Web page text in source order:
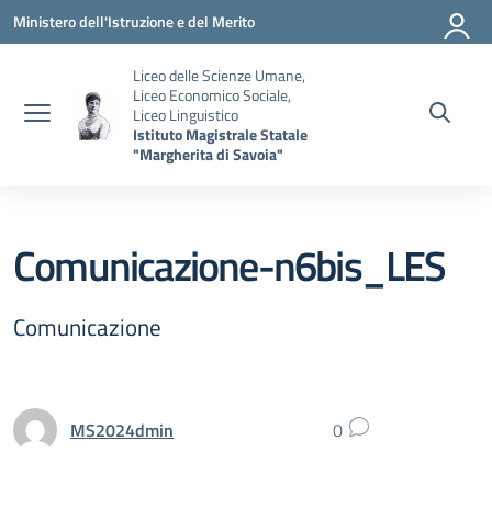
Vai ai contenuti
Vai al menu di navigazione
Vai al footer
Ministero dell'Istruzione e del Merito
Liceo delle Scienze Umane,
Liceo Economico Sociale,
Liceo Linguistico
Istituto Magistrale Statale
"Margherita di Savoia"
Comunicazione-n6bis_LES
Comunicazione
MS2024dmin 0